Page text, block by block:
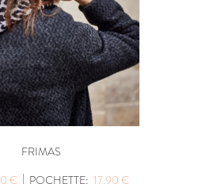
FRIMAS
€| POCHETTE: 17,90 €